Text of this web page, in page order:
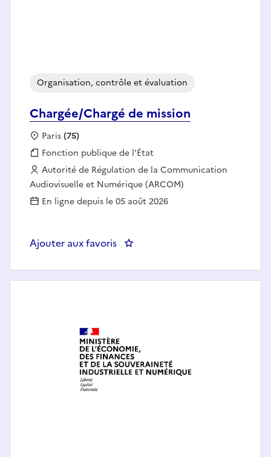
Chargée/Chargé de mission
Organisation, contrôle et évaluation
Localisation :
Paris(75)
Fonction publique :
Fonction publique de l'État
Employeur :
Autorité de Régulation de la Communication
Audiovisuelle et Numérique (ARCOM)
En ligne depuis le 05 août 2026
Ajouter aux favoris : Chargée/Chargé de mission